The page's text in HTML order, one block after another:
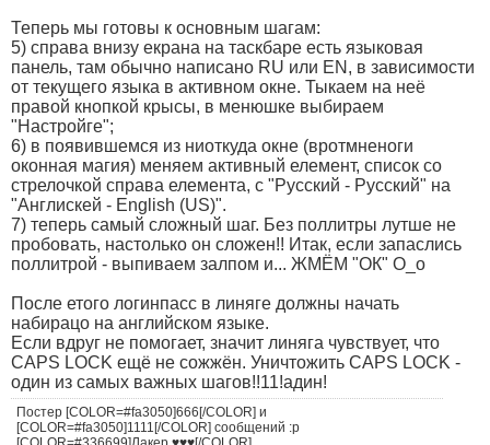
Теперь мы готовы к основным шагам:
5) справа внизу екрана на таскбаре есть языковая
панель, там обычно написано RU или EN, в зависимости
от текущего языка в активном окне. Тыкаем на неё
правой кнопкой крысы, в менюшке выбираем
"Настройге";
6) в появившемся из ниоткуда окне (вротмненоги
оконная магия) меняем активный елемент, список со
стрелочкой справа елемента, с "Русский - Русский" на
"Англискей - English (US)".
7) теперь самый сложный шаг. Без поллитры лутше не
пробовать, настолько он сложен!! Итак, если запаслись
поллитрой - выпиваем залпом и... ЖМЁМ "ОК" О_о
После етого логинпасс в линяге должны начать
набирацо на английском языке.
Если вдруг не помогает, значит линяга чувствует, что
CAPS LOCK ещё не сожжён. Уничтожить CAPS LOCK -
один из самых важных шагов!!11!адин!
Постер [COLOR=#fa3050]666[/COLOR] и
[COLOR=#fa3050]1111[/COLOR] сообщений :p